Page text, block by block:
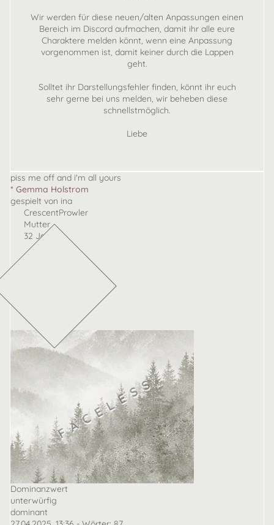
Wir werden für diese neuen/alten Anpassungen einen
Bereich im Discord aufmachen, damit ihr alle eure
Charaktere melden könnt, wenn eine Anpassung
vorgenommen ist, damit keiner durch die Lappen
geht.
Solltet ihr Darstellungsfehler finden, könnt ihr euch
sehr gerne bei uns melden, wir beheben diese
schnellstmöglich.
Liebe
piss me off and i'm all yours
* Gemma Holstrom
gespielt von ina
CrescentProwler
Mutter
32 Jahre
Dominanzwert
unterwürfig
dominant